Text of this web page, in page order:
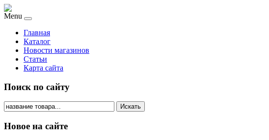
Menu
Главная
Каталог
Новости магазинов
Статьи
Карта сайта
Поиск по сайту
Искать
Новое на сайте